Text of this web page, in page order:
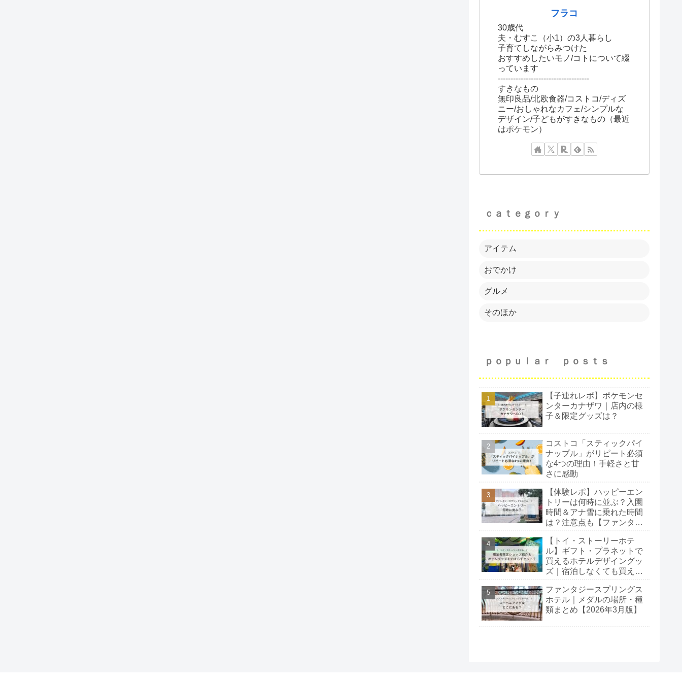
フラコ
30歳代
夫・むすこ（小1）の3人暮らし
子育てしながらみつけた
おすすめしたいモノ/コトについて綴
っています
------------------------------------
すきなもの
無印良品/北欧食器/コストコ/ディズ
ニー/おしゃれなカフェ/シンプルな
デザイン/子どもがすきなもの（最近
はポケモン）
ｃａｔｅｇｏｒｙ
アイテム
おでかけ
グルメ
そのほか
ｐｏｐｕｌａｒ ｐｏｓｔｓ
【子連れレポ】ポケモンセ
ンターカナザワ｜店内の様
子＆限定グッズは？
コストコ「スティックパイ
ナップル」がリピート必須
な4つの理由！手軽さと甘
さに感動
【体験レポ】ハッピーエン
トリーは何時に並ぶ？入園
時間＆アナ雪に乗れた時間
は？注意点も【ファンタジ
【トイ・ストーリーホテ
ル】ギフト・プラネットで
買えるホテルデザイングッ
ズ｜宿泊しなくても買え
ファンタジースプリングス
ホテル｜メダルの場所・種
類まとめ【2026年3月版】